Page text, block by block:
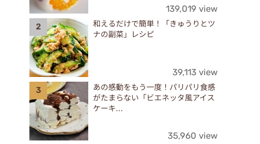
139,019 view
和えるだけで簡単！「きゅうりとツ
ナの副菜」レシピ
39,113 view
あの感動をもう一度！パリパリ食感
がたまらない「ビエネッタ風アイス
ケーキ...
35,960 view